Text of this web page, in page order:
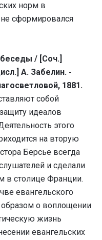
норм в
сформировался
/ [Соч.]
А. Забелин. -
1881.
собой
идеалов
этого
на вторую
Берсье всегда
и сделали
в столице Франции.
евангельского
образом о воплощении
жизнь
евангельских